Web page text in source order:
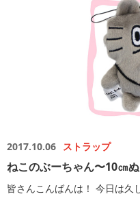
2017.10.06 ストラップ
ねこのぶーちゃん〜10㎝
皆さんこんばんは！ 今日は久